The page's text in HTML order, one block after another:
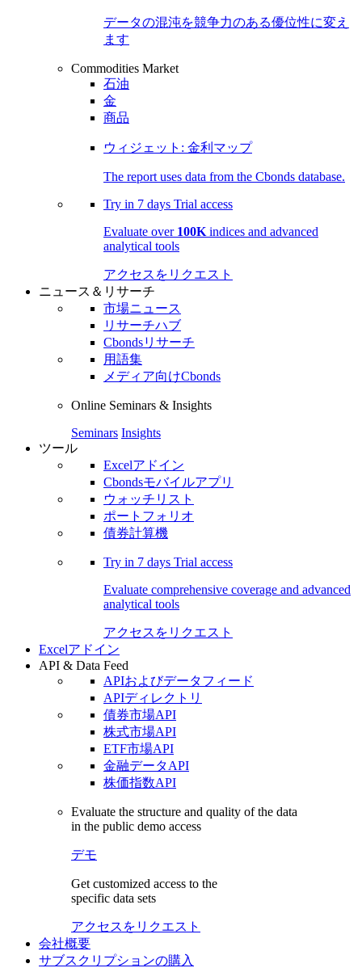
データの混沌を競争力のある優位性に変え
ます
Commodities Market
石油
金
商品
ウィジェット: 金利マップ
The report uses data from the Cbonds database.
Try in 7 days Trial access
Evaluate over 100K indices and advanced
analytical tools
アクセスをリクエスト
ニュース＆リサーチ
市場ニュース
リサーチハブ
Cbondsリサーチ
用語集
メディア向けCbonds
Online Seminars & Insights
Seminars Insights
ツール
Excelアドイン
Cbondsモバイルアプリ
ウォッチリスト
ポートフォリオ
債券計算機
Try in 7 days Trial access
Evaluate comprehensive coverage and advanced
analytical tools
アクセスをリクエスト
Excelアドイン
API & Data Feed
APIおよびデータフィード
APIディレクトリ
債券市場API
株式市場API
ETF市場API
金融データAPI
株価指数API
Evaluate the structure and quality of the data
in the public demo access
デモ
Get customized access to the
specific data sets
アクセスをリクエスト
会社概要
サブスクリプションの購入